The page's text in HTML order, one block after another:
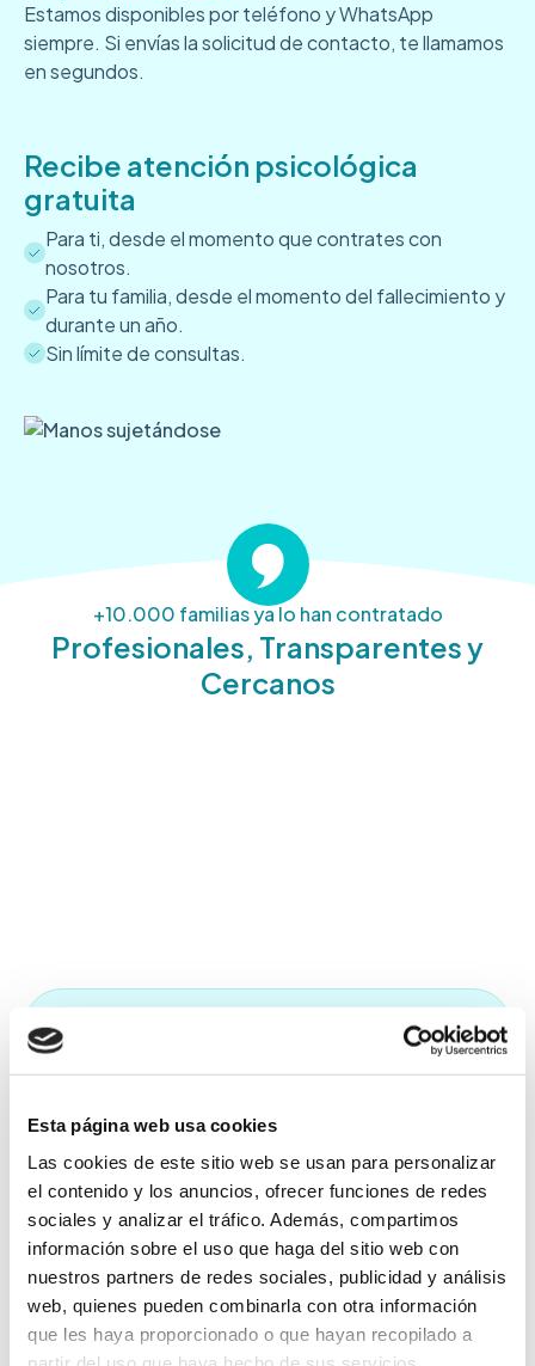
Esta página web usa cookies
Las cookies de este sitio web se usan para personalizar
el contenido y los anuncios, ofrecer funciones de redes
sociales y analizar el tráfico. Además, compartimos
información sobre el uso que haga del sitio web con
nuestros partners de redes sociales, publicidad y análisis
web, quienes pueden combinarla con otra información
que les haya proporcionado o que hayan recopilado a
Estamos disponibles por teléfono y WhatsApp
siempre. Si envías la solicitud de contacto, te llamamos
en segundos.
Recibe atención psicológica
gratuita
Para ti, desde el momento que contrates con
nosotros.
Para tu familia, desde el momento del fallecimiento y
durante un año.
Sin límite de consultas.
+10.000 familias ya lo han contratado
Profesionales, Transparentes y
Cercanos
La alternativa al seguro de